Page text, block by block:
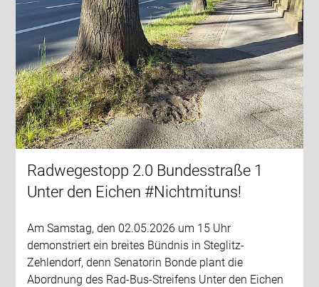
Radwegestopp 2.0 Bundesstraße 1
Unter den Eichen #Nichtmituns!
Am Samstag, den 02.05.2026 um 15 Uhr
demonstriert ein breites Bündnis in Steglitz-
Zehlendorf, denn Senatorin Bonde plant die
Abordnung des Rad-Bus-Streifens Unter den Eichen